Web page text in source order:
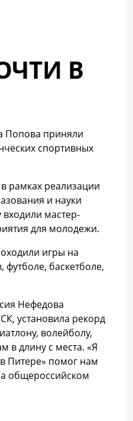
В
Попова приняли
спортивных
рамках реализации
и науки
мастер-
для молодежи.
игры на
баскетболе,
Нефедова
установила рекорд
волейболу,
в длину с места. «Я
Питере» помог нам
общероссийском